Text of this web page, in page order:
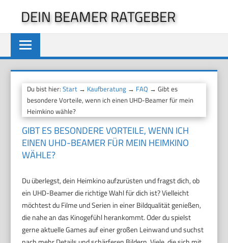
springen
DEIN BEAMER RATGEBER
Du bist hier:Start → Kaufberatung → FAQ → Gibt es
besondere Vorteile, wenn ich einen UHD-Beamer für mein
Heimkino wähle?
GIBT ES BESONDERE VORTEILE, WENN ICH
EINEN UHD-BEAMER FÜR MEIN HEIMKINO
WÄHLE?
Du überlegst, dein Heimkino aufzurüsten und fragst dich, ob
ein UHD-Beamer die richtige Wahl für dich ist? Vielleicht
möchtest du Filme und Serien in einer Bildqualität genießen,
die nahe an das Kinogefühl herankommt. Oder du spielst
gerne aktuelle Games auf einer großen Leinwand und suchst